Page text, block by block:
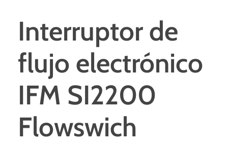
Interruptor de
flujo electrónico
IFM SI2200
Flowswich